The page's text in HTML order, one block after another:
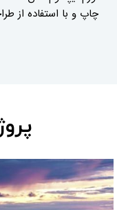
چاپ و با استفاده از